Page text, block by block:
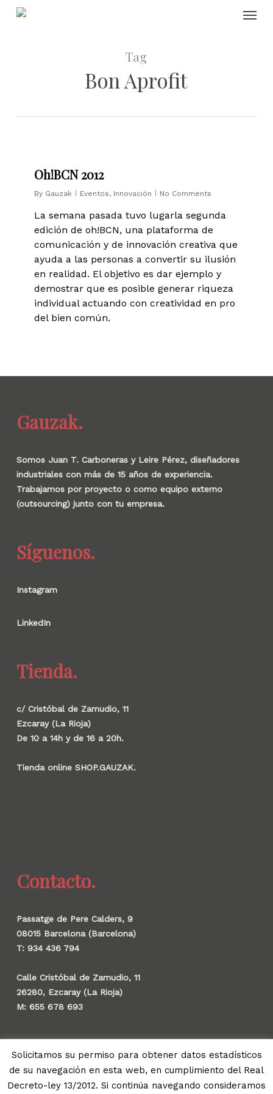
Skip
Tag
Bon Aprofit
Oh!BCN 2012
By Gauzak Eventos, Innovación No Comments
La semana pasada tuvo lugarla segunda
edición de oh!BCN, una plataforma de
comunicación y de innovación creativa que
ayuda a las personas a convertir su ilusión
en realidad. El objetivo es dar ejemplo y
demostrar que es posible generar riqueza
individual actuando con creatividad en pro
del bien común.
Gauzak.
Somos Juan T. Carboneras y Leire Pérez, diseñadores
industriales con más de 15 años de experiencia.
Trabajamos por proyecto o como equipo externo
(outsourcing) junto con tu empresa.
Síguenos.
Instagram
LinkedIn
Tienda.
c/ Cristóbal de Zamudio, 11
Ezcaray (La Rioja)
De 10 a 14h y de 16 a 20h.
Tienda online SHOP.GAUZAK.
Contacto.
Passatge de Pere Calders, 9
08015 Barcelona (Barcelona)
T: 934 436 794
Calle Cristóbal de Zamudio, 11
26280, Ezcaray (La Rioja)
M: 655 678 693
© 2026 Gauzak.
Solicitamos su permiso para obtener datos estadísticos
de su navegación en esta web, en cumplimiento del Real
Decreto-ley 13/2012. Si continúa navegando consideramos